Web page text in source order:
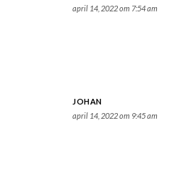
april 14, 2022 om 7:54 am
JOHAN
april 14, 2022 om 9:45 am